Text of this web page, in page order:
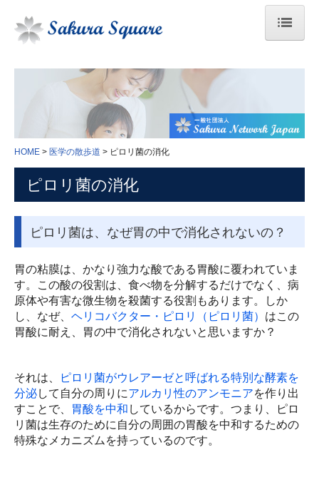
臓器のはたらき
医学の散歩道
身体検査
血液学検査
免疫血清学的検査
感染症検査
血液型検査
一般検査
生理学的検査
HOME 医学の散歩道 ピロリ菌の消化
ピロリ菌の消化
ピロリ菌は、なぜ胃の中で消化されないの？
胃の粘膜は、かなり強力な酸である胃酸に覆われていま
す。この酸の役割は、食べ物を分解するだけでなく、病
原体や有害な微生物を殺菌する役割もあります。しか
し、なぜ、 ヘリコバクター・ピロリ（ピロリ菌） はこの
胃酸に耐え、胃の中で消化されないと思いますか？
それは、
ピロリ菌がウレアーゼと呼ばれる特別な酵素を
分泌して自分の周りにアルカリ性のアンモニアを作り出
すことで、 胃酸を中和しているからです。つまり、ピロ
リ菌は生存のために自分の周囲の胃酸を中和するための
特殊なメカニズムを持っているのです。